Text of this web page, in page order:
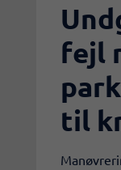
fejl
til